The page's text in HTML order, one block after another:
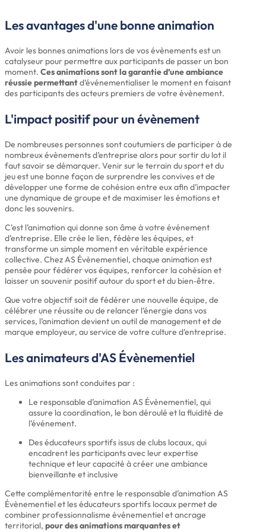
Les avantages d'une bonne animation
Avoir les bonnes animations lors de vos évènements est un
catalyseur pour permettre aux participants de passer un bon
moment. Ces animations sont la garantie d’une ambiance
réussie permettantd’événementialiser le moment en faisant
des participants des acteurs premiers de votre évènement.
L'impact positif pour un évènement
De nombreuses personnes sont coutumiers de participer à de
nombreux évènements d’entreprise alors pour sortir du lot il
faut savoir se démarquer. Venir sur le terrain du sport et du
jeu est une bonne façon de surprendre les convives et de
développer une forme de cohésion entre eux afin d’impacter
une dynamique de groupe et de maximiser les émotions et
donc les souvenirs.
C’est l’animation qui donne son âme à votre événement
d’entreprise. Elle crée le lien, fédère les équipes, et
transforme un simple moment en véritable expérience
collective. Chez AS Évènementiel, chaque animation est
pensée pour fédérer vos équipes, renforcer la cohésion et
laisser un souvenir positif autour du sport et du bien‑être.
Que votre objectif soit de fédérer une nouvelle équipe, de
célébrer une réussite ou de relancer l’énergie dans vos
services, l’animation devient un outil de management et de
marque employeur, au service de votre culture d’entreprise.
Les animateurs d'AS Évènementiel
Les animations sont conduites par :
Le responsable d’animation AS Évènementiel, qui
assure la coordination, le bon déroulé et la fluidité de
l’événement.
Des éducateurs sportifs issus de clubs locaux, qui
encadrent les participants avec leur expertise
technique et leur capacité à créer une ambiance
bienveillante et inclusive
Cette complémentarité entre le responsable d’animation AS
Évènementiel et les éducateurs sportifs locaux permet de
combiner professionnalisme événementiel et ancrage
territorial, pour des animations marquantes et